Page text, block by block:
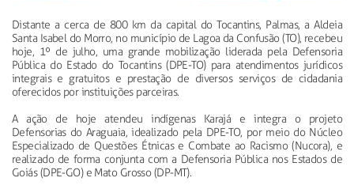
Distante a cerca de 800 km da capital do Tocantins, Palmas, a Aldeia
Santa Isabel do Morro, no município de Lagoa da Confusão (TO), recebeu
hoje, 1º de julho, uma grande mobilização liderada pela Defensoria
Pública do Estado do Tocantins (DPE-TO) para atendimentos jurídicos
integrais e gratuitos e prestação de diversos serviços de cidadania
oferecidos por instituições parceiras.
A ação de hoje atendeu indígenas Karajá e integra o projeto
Defensorias do Araguaia, idealizado pela DPE-TO, por meio do Núcleo
Especializado de Questões Étnicas e Combate ao Racismo (Nucora), e
realizado de forma conjunta com a Defensoria Pública nos Estados de
Goiás (DPE-GO) e Mato Grosso (DP-MT).